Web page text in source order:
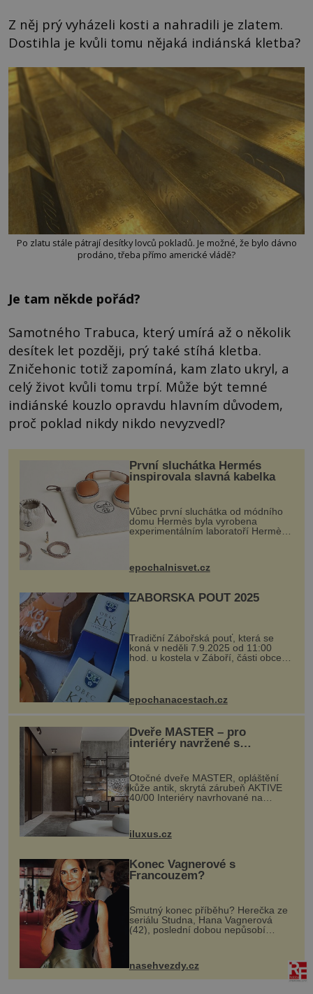
Z něj prý vyházeli kosti a nahradili je zlatem.
Dostihla je kvůli tomu nějaká indiánská kletba?
Po zlatu stále pátrají desítky lovců pokladů. Je možné, že bylo dávno
prodáno, třeba přímo americké vládě?
Je tam někde pořád?
Samotného Trabuca, který umírá až o několik
desítek let později, prý také stíhá kletba.
Zničehonic totiž zapomíná, kam zlato ukryl, a
celý život kvůli tomu trpí. Může být temné
indiánské kouzlo opravdu hlavním důvodem,
proč poklad nikdy nikdo nevyzvedl?
První sluchátka Hermés
inspirovala slavná kabelka
Vůbec první sluchátka od módního
domu Hermès byla vyrobena
experimentálním laboratoří Hermès
kovový...
epochalnisvet.cz
ZÁBOŘSKÁ POUŤ 2025
Tradiční Zábořská pouť, která se
koná v neděli 7.9.2025 od 11:00
hod. u kostela v Záboří, části obce
Kly u Mělníka. V programu naleznete
komentovanou prohlídku kostela,
epochanacestach.cz
Dveře MASTER – pro
interiéry navržené s
rozumem i vášní!
Otočné dveře MASTER, opláštění
kůže antik, skrytá zárubeň AKTIVE
40/00 Interiéry navrhované na
zakázku často vyžadují atypické
rozměry nejen nábytku, ale i
dnes umož...
iluxus.cz
Konec Vagnerové s
Francouzem?
Smutný konec příběhu? Herečka ze
seriálu Studna, Hana Vagnerová
(42), poslední dobou nepůsobí
nasehvezdy.cz